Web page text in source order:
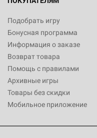
Подобрать игру
Бонусная программа
Информация о заказе
Возврат товара
Помощь с правилами
Архивные игры
Товары без скидки
Мобильное приложение